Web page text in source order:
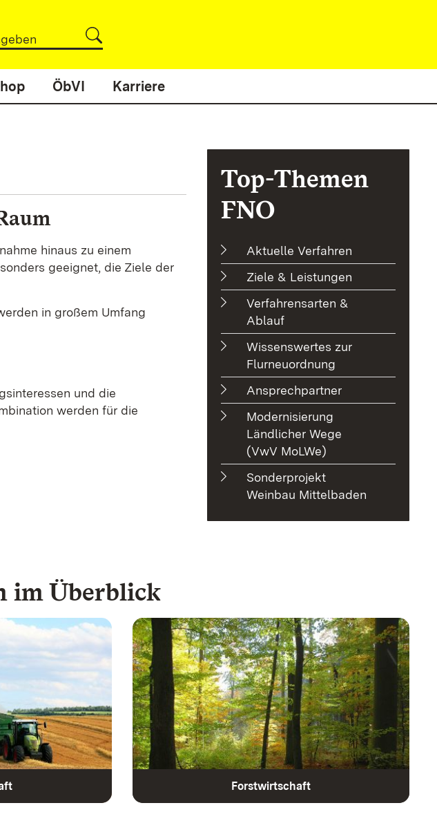
ÖbVI Karriere
hinaus zu einem
geeignet, die Ziele der
in großem Umfang
und die
werden für die
Top-Themen
FNO
Aktuelle Verfahren
Ziele & Leistungen
Verfahrensarten &
Ablauf
Wissenswertes zur
Flurneuordnung
Ansprechpartner
Modernisierung
Ländlicher Wege
(VwV MoLWe)
Sonderprojekt
Weinbau Mittelbaden
im Überblick
Forstwirtschaft